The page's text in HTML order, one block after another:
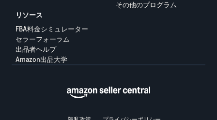
その他のプログラム
リソース
FBA料金シミュレーター
セラーフォーラム
出品者ヘルプ
Amazon出品大学